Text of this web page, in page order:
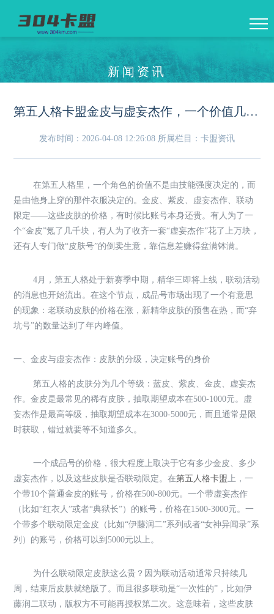
新闻资讯
第五人格卡盟金皮与虚妄杰作，一个价值几万的“衣服”如何在二级市场流通
发布时间：2026-04-08 12:26:08 所属栏目：卡盟资讯
在第五人格里，一个角色的价值不是由技能强度决定的，而
是由他身上穿的那件衣服决定的。金皮、紫皮、虚妄杰作、联动
限定——这些皮肤的价格，有时候比账号本身还贵。有人为了一
个“金皮”氪了几千块，有人为了收齐一套“虚妄杰作”花了上万块，
还有人专门做“皮肤号”的倒卖生意，靠信息差赚得盆满钵满。
4月，第五人格处于新赛季中期，精华三即将上线，联动活动
的消息也开始流出。在这个节点，成品号市场出现了一个有意思
的现象：老联动皮肤的价格在涨，新精华皮肤的预售在热，而“弃
坑号”的数量达到了年内峰值。
一、金皮与虚妄杰作：皮肤的分级，决定账号的身价
第五人格的皮肤分为几个等级：蓝皮、紫皮、金皮、虚妄杰
作。金皮是最常见的稀有皮肤，抽取期望成本在500-1000元。虚
妄杰作是最高等级，抽取期望成本在3000-5000元，而且通常是限
时获取，错过就要等不知道多久。
一个成品号的价格，很大程度上取决于它有多少金皮、多少
虚妄杰作，以及这些皮肤是否联动限定。在第五人格卡盟上，一
个带10个普通金皮的账号，价格在500-800元。一个带虚妄杰作
（比如“红衣人”或者“典狱长”）的账号，价格在1500-3000元。一
个带多个联动限定金皮（比如“伊藤润二”系列或者“女神异闻录”系
列）的账号，价格可以到5000元以上。
为什么联动限定皮肤这么贵？因为联动活动通常只持续几
周，结束后皮肤就绝版了。而且很多联动是“一次性的”，比如伊
藤润二联动，版权方不可能再授权第二次。这意味着，这些皮肤